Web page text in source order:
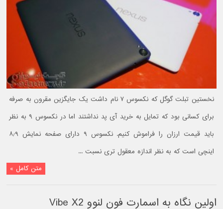
نخستین تبلت گوگل که نکسوس ۷ نام داشت یک جایگزین مقرون به صرفه
برای کسانی بود که تمایل به خرید آی پد نداشتند اما در نکسوس ۹ به نظر
باید قیمت ارزان را فراموش کنیم. نکسوس ۹ دارای صفحه نمایش ۸٫۹
اینچی است که به نظر اندازه معقول تری نسبت ...
متن کامل »
اولین نگاه به اسمارت فون لنوو Vibe X2